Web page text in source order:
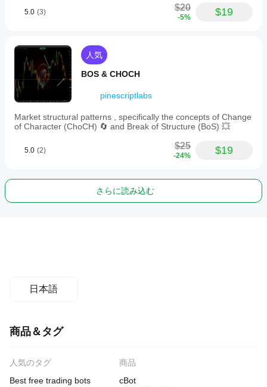
5.0 (3) $20
-5% $19
人気
BOS & CHOCH
pinescriptlabs
Market structural patterns , specifically the concepts of Change
of Character (ChoCH) 🔄 and Break of Structure (BoS) 💥
5.0 (2) $25
-24% $19
さらに読み込む
日本語
商品＆タグ
人気のタグ
Best free trading bots
商品
cBot